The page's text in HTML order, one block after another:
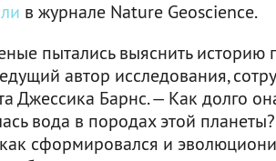
в журнале Nature Geoscience.
пытались выяснить
автор исследования,
Джессика Барнс. — Как долго
вода в породах этой
сформировался и